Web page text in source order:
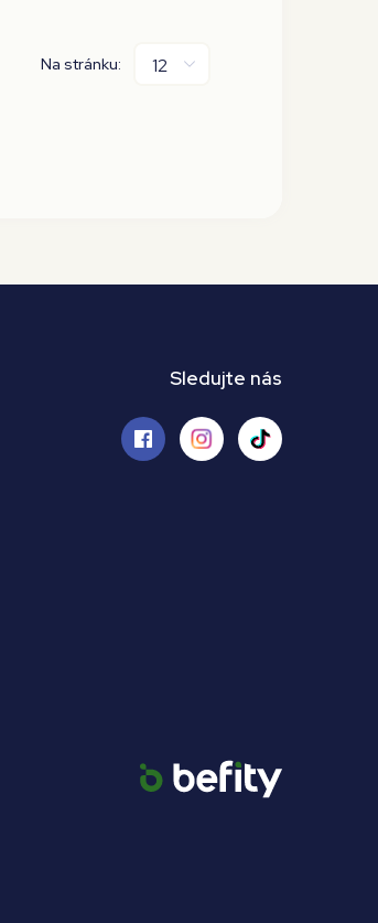
Na stránku:
Sledujte nás